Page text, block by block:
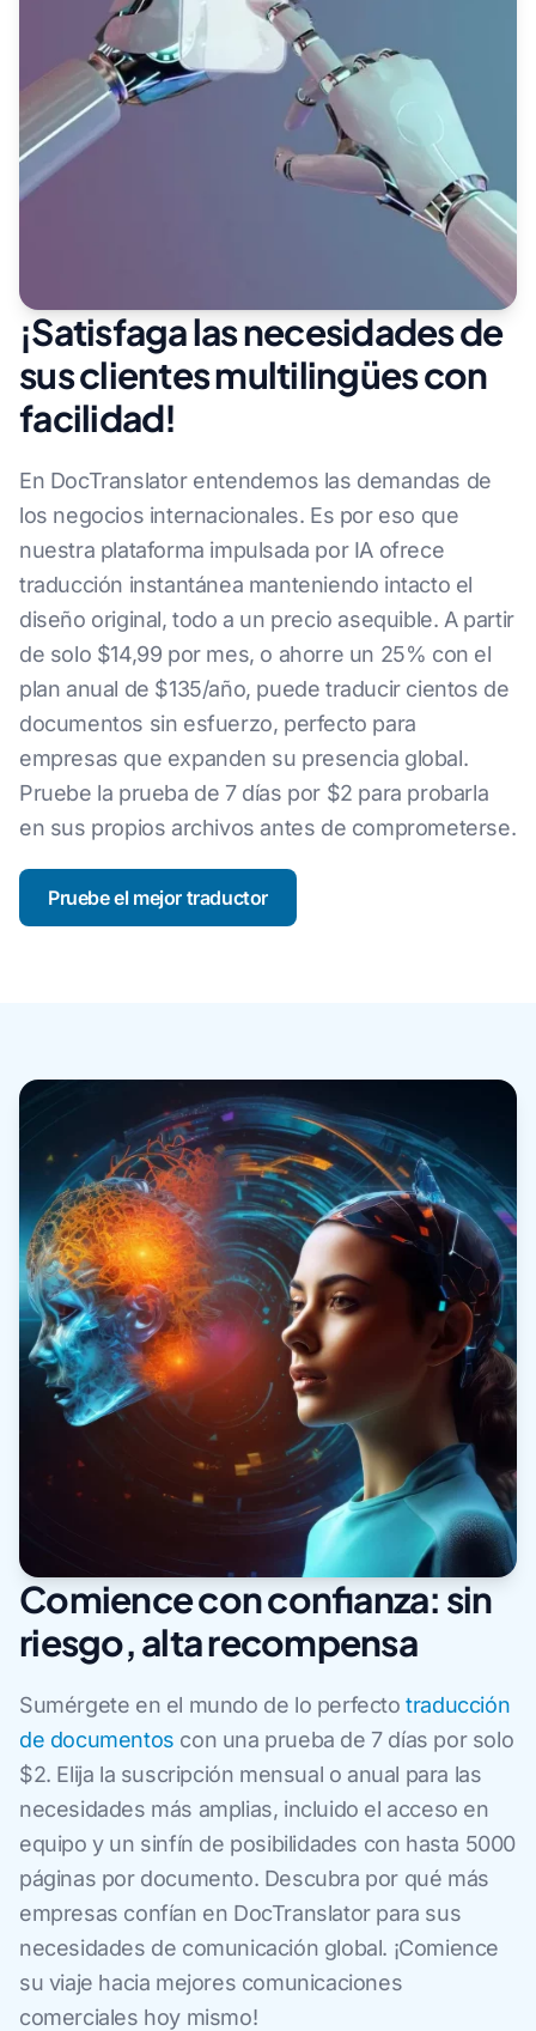
¡Satisfaga las necesidades de
sus clientes multilingües con
facilidad!
En DocTranslator entendemos las demandas de
los negocios internacionales. Es por eso que
nuestra plataforma impulsada por IA ofrece
traducción instantánea manteniendo intacto el
diseño original, todo a un precio asequible. A partir
de solo $14,99 por mes, o ahorre un 25% con el
plan anual de $135/año, puede traducir cientos de
documentos sin esfuerzo, perfecto para
empresas que expanden su presencia global.
Pruebe la prueba de 7 días por $2 para probarla
en sus propios archivos antes de comprometerse.
Pruebe el mejor traductor
Comience con confianza: sin
riesgo, alta recompensa
Sumérgete en el mundo de lo perfectotraducción
de documentos con una prueba de 7 días por solo
$2. Elija la suscripción mensual o anual para las
necesidades más amplias, incluido el acceso en
equipo y un sinfín de posibilidades con hasta 5000
páginas por documento. Descubra por qué más
empresas confían en DocTranslator para sus
necesidades de comunicación global. ¡Comience
su viaje hacia mejores comunicaciones
comerciales hoy mismo!